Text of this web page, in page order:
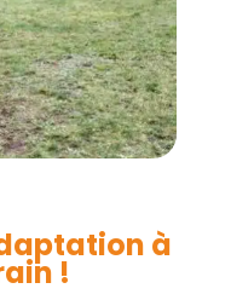
à
!